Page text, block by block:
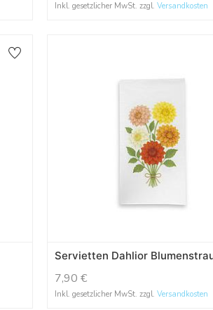
Inkl. gesetzlicher MwSt. zzgl.Versandkosten
Servietten Dahlior
7,90 €
Inkl. gesetzlicher MwSt. zzgl.Versandkosten